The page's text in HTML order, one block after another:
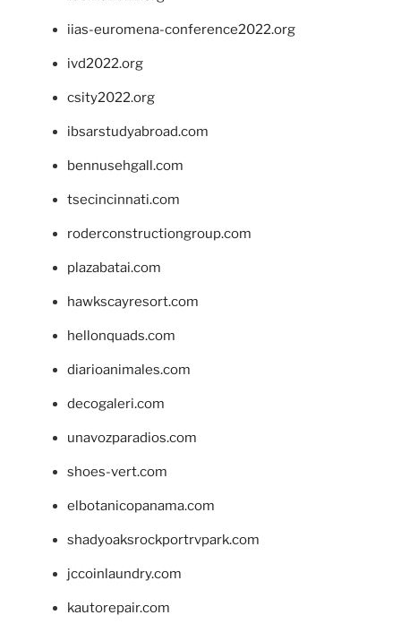
iias-euromena-conference2022.org
ivd2022.org
csity2022.org
ibsarstudyabroad.com
bennusehgall.com
tsecincinnati.com
roderconstructiongroup.com
plazabatai.com
hawkscayresort.com
hellonquads.com
diarioanimales.com
decogaleri.com
unavozparadios.com
shoes-vert.com
elbotanicopanama.com
shadyoaksrockportrvpark.com
jccoinlaundry.com
kautorepair.com